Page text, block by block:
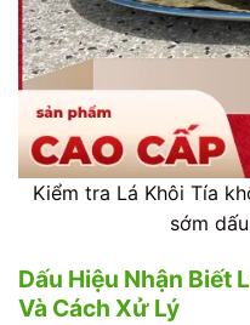
Kiểm tra Lá Khôi Tía
sớm
Dấu Hiệu Nhận Biết
Và Cách Xử Lý